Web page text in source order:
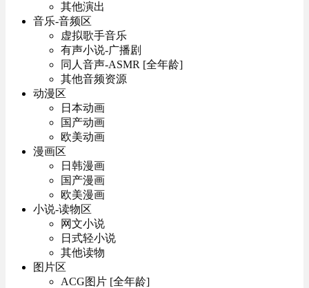
其他演出
音乐-音频区
虚拟歌手音乐
有声小说-广播剧
同人音声-ASMR [全年龄]
其他音频资源
动漫区
日本动画
国产动画
欧美动画
漫画区
日韩漫画
国产漫画
欧美漫画
小说-读物区
网文小说
日式轻小说
其他读物
图片区
ACG图片 [全年龄]